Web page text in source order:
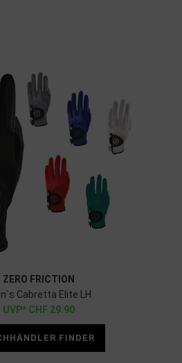
ZERO FRICTION
Cabretta Elite LH
CHF 29.90
FINDER